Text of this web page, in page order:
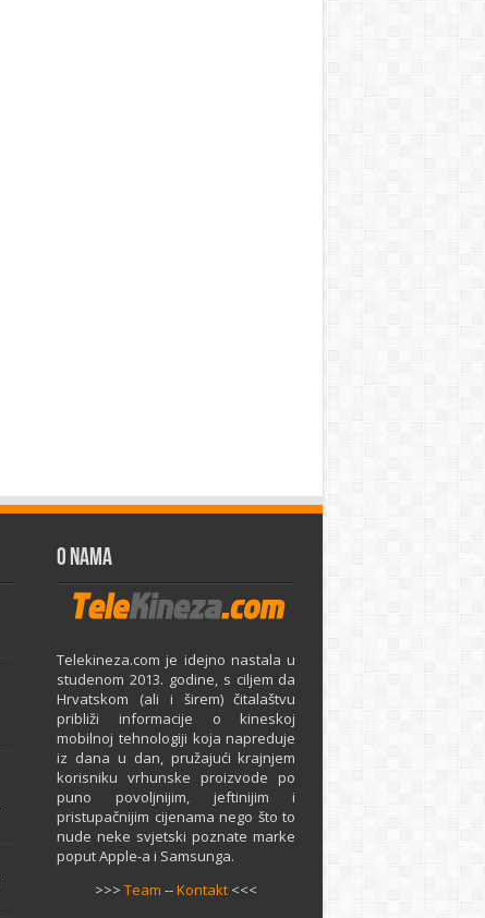
O Nama
Telekineza.com je idejno nastala u
studenom 2013. godine, s ciljem da
Hrvatskom (ali i širem) čitalaštvu
približi informacije o kineskoj
mobilnoj tehnologiji koja napreduje
iz dana u dan, pružajući krajnjem
korisniku vrhunske proizvode po
puno povoljnijim, jeftinijim i
pristupačnijim cijenama nego što to
nude neke svjetski poznate marke
poput Apple-a i Samsunga.
>>>Team --Kontakt <<<